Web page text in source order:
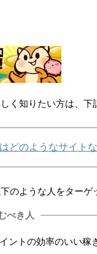
く知りたい方は、下
どのようなサイト
のような人をターゲ
べき人
ントの効率のいい稼